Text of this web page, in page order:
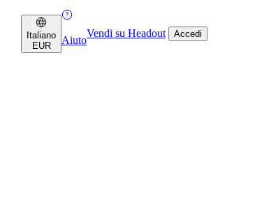
Italiano
EUR
Aiuto
Vendi su Headout Accedi